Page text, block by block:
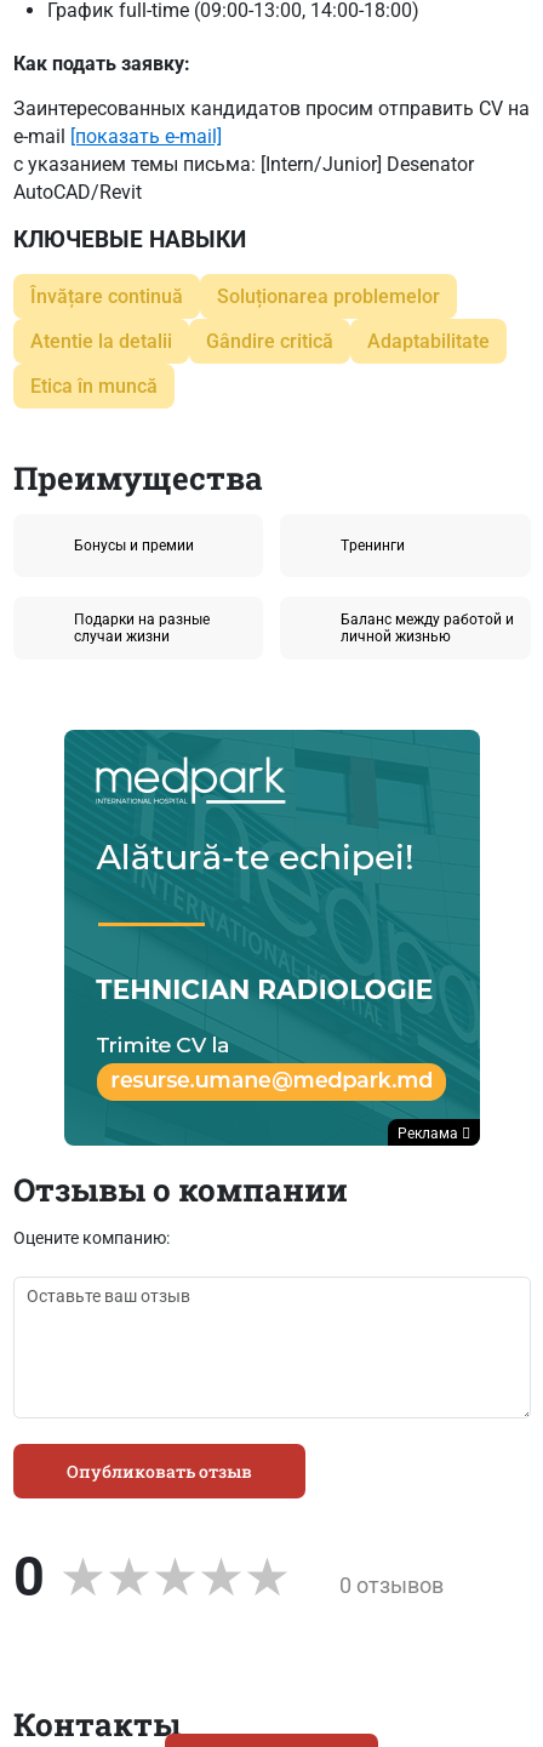
График full-time (09:00-13:00, 14:00-18:00)
Как подать заявку:
Заинтересованных кандидатов просим отправить CV на
e-mail [показать e-mail]
с указанием темы письма: [Intern/Junior] Desenator
AutoCAD/Revit
КЛЮЧЕВЫЕ НАВЫКИ
Învățare continuă
Soluționarea problemelor
Atentie la detalii
Gândire critică
Adaptabilitate
Etica în muncă
Преимущества
Бонусы и премии Tренинги
Подарки на разные
случаи жизни
Баланс между работой и
личной жизнью
Реклама
Отзывы о компании
Оцените компанию:
Опубликовать отзыв
0 0 отзывов
Контакты